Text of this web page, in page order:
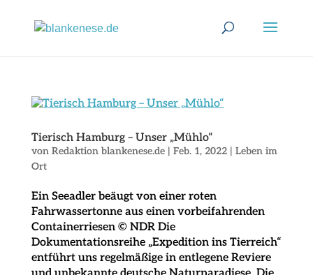
Tierisch Hamburg – Unser „Mühlo“
von Redaktion blankenese.de| Feb. 1, 2022| Leben im
Ort
Ein Seeadler beäugt von einer roten
Fahrwassertonne aus einen vorbeifahrenden
Containerriesen © NDR Die
Dokumentationsreihe „Expedition ins Tierreich“
entführt uns regelmäßige in entlegene Reviere